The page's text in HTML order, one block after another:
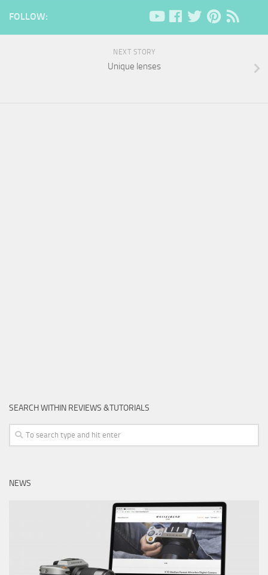
FOLLOW:
NEXT STORY
Unique lenses
SEARCH WITHIN REVIEWS &TUTORIALS
NEWS